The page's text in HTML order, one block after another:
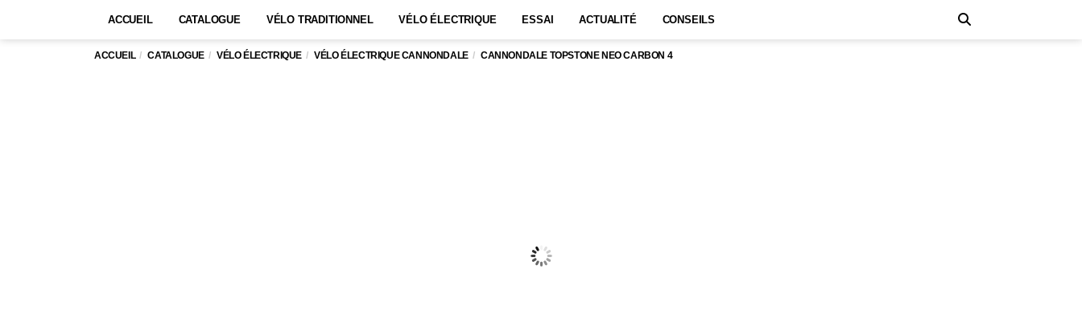
ACCUEIL CATALOGUE VÉLO TRADITIONNEL VÉLO ÉLECTRIQUE ESSAI ACTUALITÉ CONSEILS
ACCUEIL CATALOGUE VÉLO ÉLECTRIQUE VÉLO ÉLECTRIQUE CANNONDALE CANNONDALE TOPSTONE NEO CARBON 4